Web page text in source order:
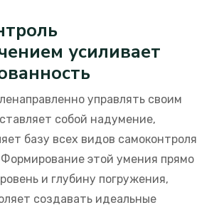
усиливает
управлять своим
собой надумение,
базу всех видов самоконтроля
этой умения прямо
и глубину погружения,
создавать идеальные